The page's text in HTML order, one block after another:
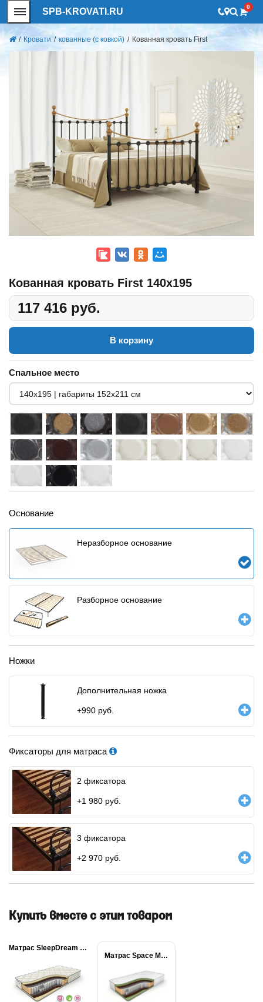
SPB-KROVATI.RU 0
/ Кровати / кованные (с ковкой) / Кованная кровать First
Кованная кровать First 140x195
117 416 руб.
В корзину
Спальное место
Основание
Неразборное основание
Разборное основание
Ножки
Дополнительная ножка
+990 руб.
Фиксаторы для матраса
2 фиксатора
+1 980 руб.
3 фиксатора
+2 970 руб.
Купить вместе с этим товаром
Матрас SleepDream Medium...
Матрас Space Massage...